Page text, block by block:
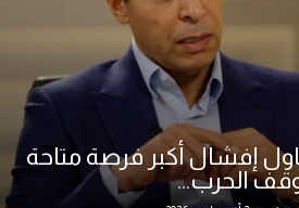
إفشال أكبر فرصة متاحة
الحرب...